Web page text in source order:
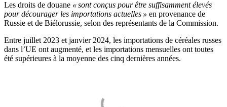
Les droits de douane « sont conçus pour être suffisamment élevés
pour décourager les importations actuelles » en provenance de
Russie et de Biélorussie, selon des représentants de la Commission.
Entre juillet 2023 et janvier 2024, les importations de céréales russes
dans l’UE ont augmenté, et les importations mensuelles ont toutes
été supérieures à la moyenne des cinq dernières années.